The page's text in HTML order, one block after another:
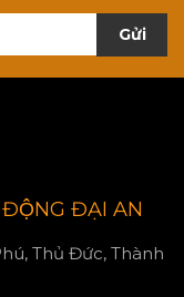
Gửi
ĐỘNG ĐẠI AN
Thủ Đức, Thành